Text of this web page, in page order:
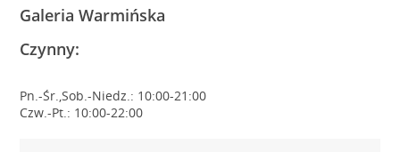
Galeria Warmińska
Czynny:
Pn.-Śr.,Sob.-Niedz.: 10:00-21:00
Czw.-Pt.: 10:00-22:00